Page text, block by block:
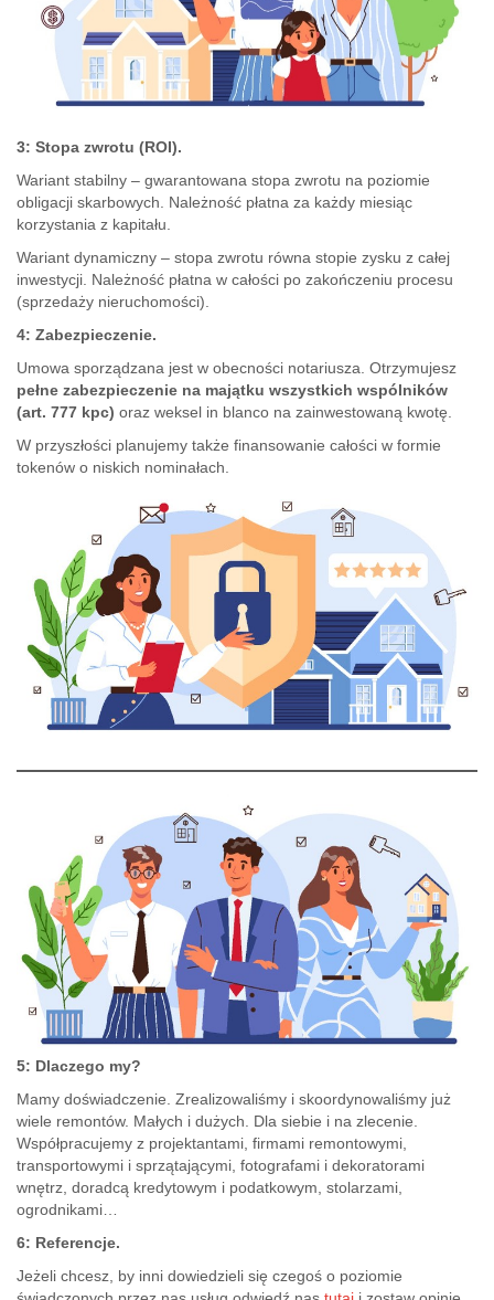
3: Stopa zwrotu (ROI).
Wariant stabilny – gwarantowana stopa zwrotu na poziomie
obligacji skarbowych. Należność płatna za każdy miesiąc
korzystania z kapitału.
Wariant dynamiczny – stopa zwrotu równa stopie zysku z całej
inwestycji. Należność płatna w całości po zakończeniu procesu
(sprzedaży nieruchomości).
4: Zabezpieczenie.
Umowa sporządzana jest w obecności notariusza. Otrzymujesz
pełne zabezpieczenie na majątku wszystkich wspólników
(art. 777 kpc) oraz weksel in blanco na zainwestowaną kwotę.
W przyszłości planujemy także finansowanie całości w formie
tokenów o niskich nominałach.
5: Dlaczego my?
Mamy doświadczenie. Zrealizowaliśmy i skoordynowaliśmy już
wiele remontów. Małych i dużych. Dla siebie i na zlecenie.
Współpracujemy z projektantami, firmami remontowymi,
transportowymi i sprzątającymi, fotografami i dekoratorami
wnętrz, doradcą kredytowym i podatkowym, stolarzami,
ogrodnikami…
6: Referencje.
Jeżeli chcesz, by inni dowiedzieli się czegoś o poziomie